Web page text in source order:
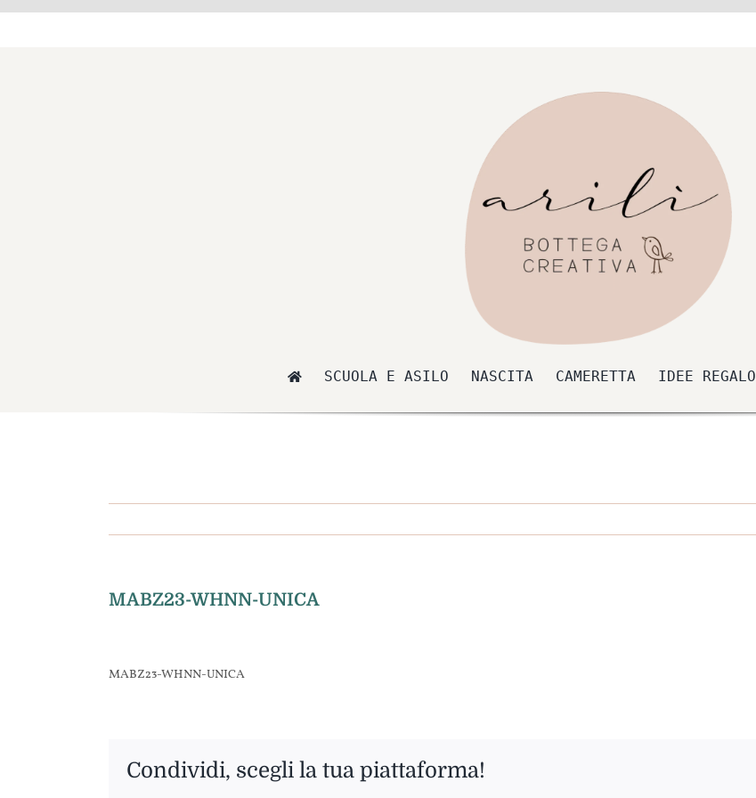
Salta
SCUOLA E ASILO NASCITA CAMERETTA IDEE REGALO
MABZ23-WHNN-UNICA
MABZ23-WHNN-UNICA
Condividi, scegli la tua piattaforma!